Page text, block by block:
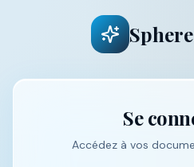
Se
Accédez à vos